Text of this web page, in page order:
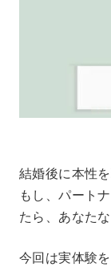
結婚後に本性
もし、パート
たら、あなた
今回は実体験